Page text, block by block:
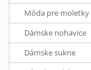
Móda pre moletky
Dámske nohavice
Dámske sukne